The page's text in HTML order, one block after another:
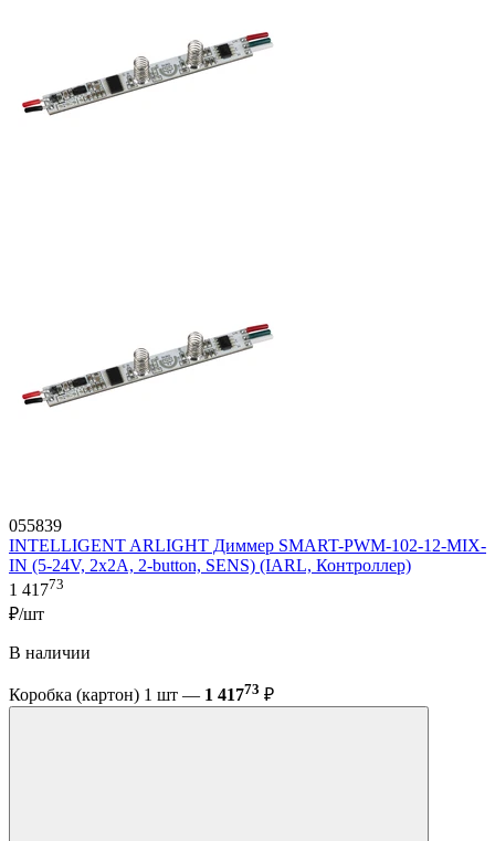
055839
INTELLIGENT ARLIGHT Диммер SMART-PWM-102-12-MIX-
IN (5-24V, 2x2A, 2-button, SENS) (IARL, Контроллер)
1 41773
₽/шт
В наличии
Коробка (картон) 1 шт — 1 41773 ₽